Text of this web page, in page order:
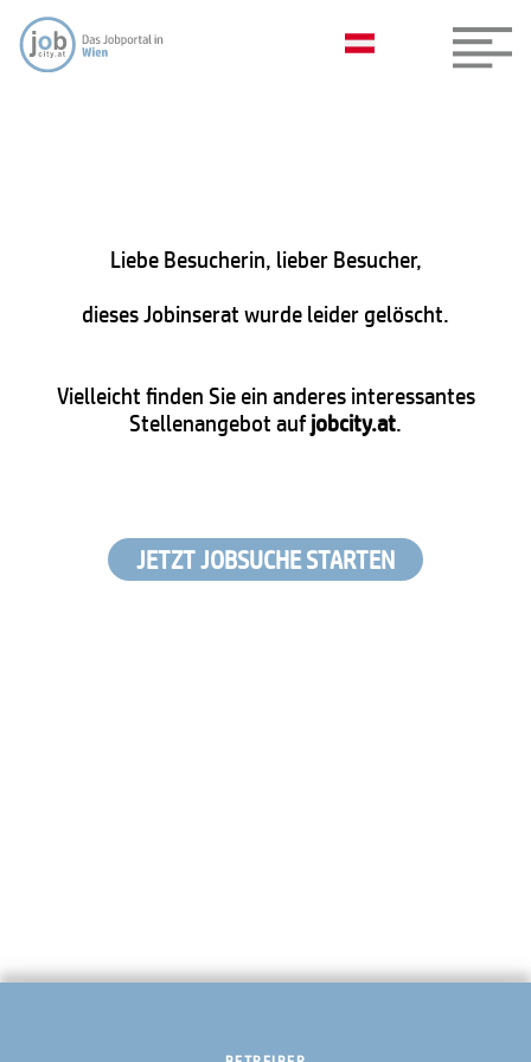
Liebe Besucherin, lieber Besucher,
dieses Jobinserat wurde leider gelöscht.
Vielleicht finden Sie ein anderes interessantes
Stellenangebot aufjobcity.at.
JETZT JOBSUCHE STARTEN